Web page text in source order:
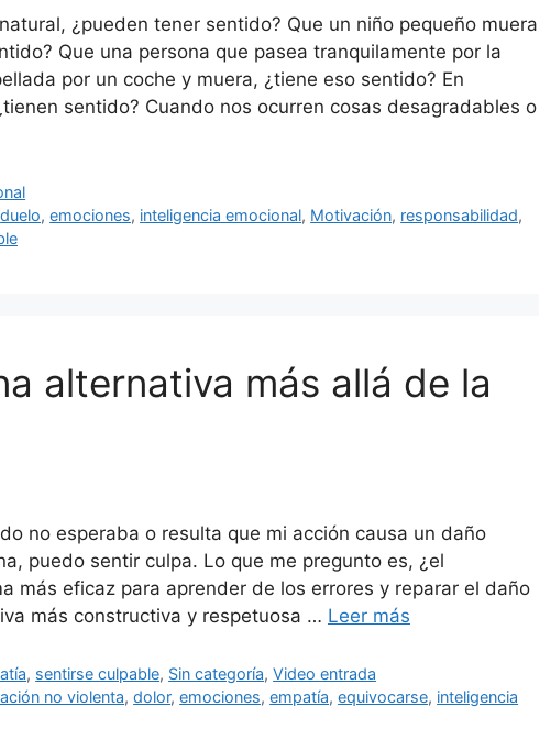
¿pueden tener sentido? Que un niño pequeño muera
Que una persona que pasea tranquilamente por la
por un coche y muera, ¿tiene eso sentido? En
sentido? Cuando nos ocurren cosas desagradables o
duelo,emociones, inteligencia emocional, Motivación, responsabilidad,
alternativa más allá de la
no esperaba o resulta que mi acción causa un daño
puedo sentir culpa. Lo que me pregunto es, ¿el
más eficaz para aprender de los errores y reparar el daño
más constructiva y respetuosa … Leer más
, sentirse culpable, Sin categoría,Video entrada
no violenta,dolor,emociones,empatía,equivocarse, inteligencia